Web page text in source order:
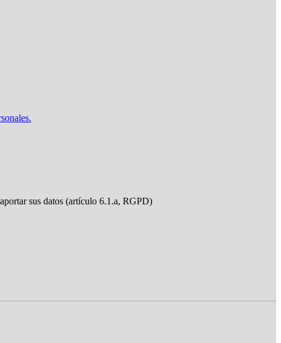
sus datos (artículo 6.1.a, RGPD)